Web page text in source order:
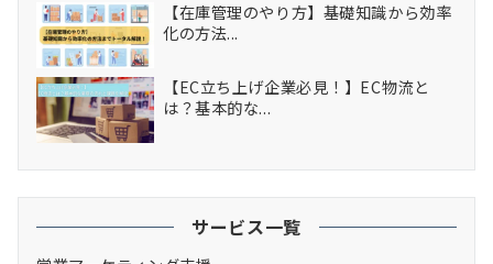
【在庫管理のやり方】基礎知識から効率
化の方法...
【EC立ち上げ企業必見！】EC物流と
は？基本的な...
サービス一覧